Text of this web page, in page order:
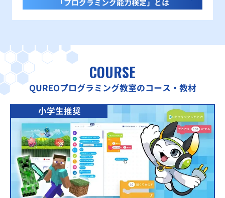
「プログラミング能力検定」とは
COURSE
QUREOプログラミング教室のコース・教材
小学生推奨